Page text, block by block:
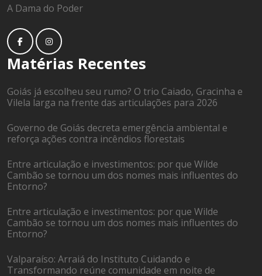
A Dama do Poder
Matérias Recentes
Goiás já escolheu seu rumo? O trio Caiado, Gracinha e
Vilela larga na frente das articulações para 2026
Governo de Goiás decreta emergência ambiental e
reforça ações contra incêndios florestais
Entre articulação e investimentos: por que Wilde
Cambão se tornou um dos nomes mais influentes do
Entorno?
Entre articulação e investimentos: por que Wilde
Cambão se tornou um dos nomes mais influentes do
Entorno?
Valparaíso: Arraiá do Instituto Cuidando e
Transformando reúne comunidade em noite de